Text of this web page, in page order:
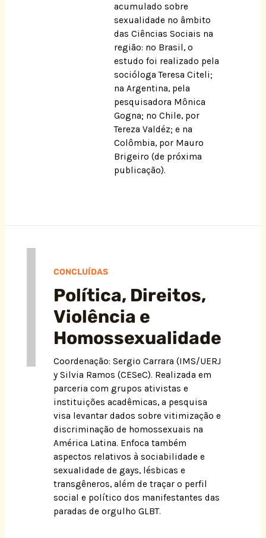
acumulado sobre
sexualidade no âmbito
das Ciências Sociais na
região: no Brasil, o
estudo foi realizado pela
socióloga Teresa Citeli;
na Argentina, pela
pesquisadora Mônica
Gogna; no Chile, por
Tereza Valdéz; e na
Colômbia, por Mauro
Brigeiro (de próxima
publicação).
CONCLUÍDAS
Política, Direitos,
Violência e
Homossexualidade
Coordenação: Sergio Carrara (IMS/UERJ
y Silvia Ramos (CESeC). Realizada em
parceria com grupos ativistas e
instituições acadêmicas, a pesquisa
visa levantar dados sobre vitimização e
discriminação de homossexuais na
América Latina. Enfoca também
aspectos relativos à sociabilidade e
sexualidade de gays, lésbicas e
transgêneros, além de traçar o perfil
social e político dos manifestantes das
paradas de orgulho GLBT.